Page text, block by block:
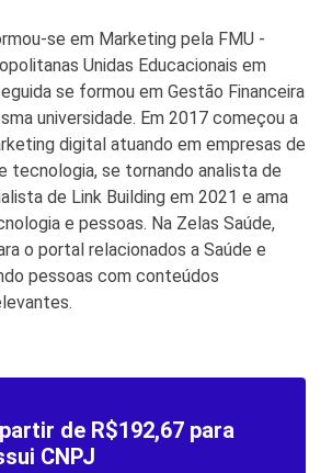
se atentar a desconfortos mais
(nos pulmões ou nos rins), o
preexistentes, queda de
distúrbios psicológicos, como
e até mesmo a perda de apetite.
se em Marketing pela FMU -
Unidas Educacionais em
se formou em Gestão Financeira
universidade. Em 2017 começou a
digital atuando em empresas de
tecnologia, se tornando analista de
de Link Building em 2021 e ama
e pessoas. Na Zelas Saúde,
o portal relacionados a Saúde e
pessoas com conteúdos
de R$192,67 para
CNPJ